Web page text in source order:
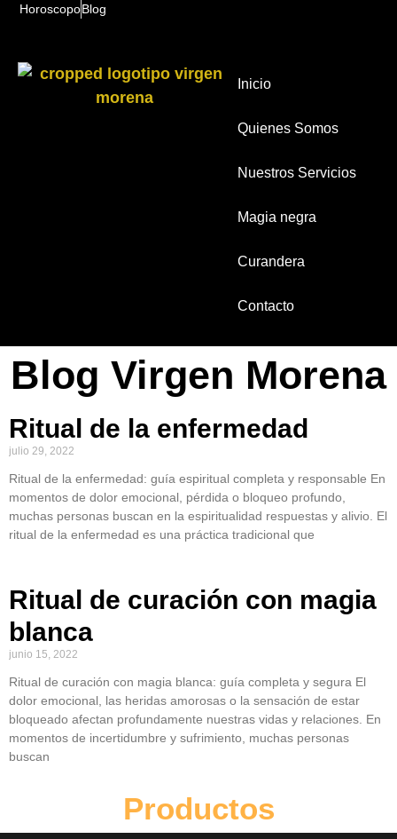
HoroscopoBlog
Inicio
Quienes Somos
Nuestros Servicios
Magia negra
Curandera
Contacto
Blog Virgen Morena
Ritual de la enfermedad
julio 29, 2022
Ritual de la enfermedad: guía espiritual completa y responsable En
momentos de dolor emocional, pérdida o bloqueo profundo,
muchas personas buscan en la espiritualidad respuestas y alivio. El
ritual de la enfermedad es una práctica tradicional que
Ritual de curación con magia
blanca
junio 15, 2022
Ritual de curación con magia blanca: guía completa y segura El
dolor emocional, las heridas amorosas o la sensación de estar
bloqueado afectan profundamente nuestras vidas y relaciones. En
momentos de incertidumbre y sufrimiento, muchas personas
buscan
Productos